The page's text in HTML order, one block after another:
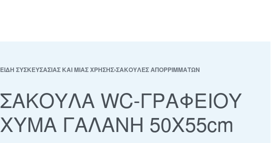
ΕΙΔΗ ΣΥΣΚΕΥΣΑΣΙΑΣ ΚΑΙ ΜΙΑΣ ΧΡΗΣΗΣ›ΣΑΚΟΥΛΕΣ ΑΠΟΡΡΙΜΜΑΤΩΝ
ΣΑΚΟΥΛΑ WC-ΓΡΑΦΕΙΟΥ
ΧΥΜΑ ΓΑΛΑΝΗ 50Χ55cm